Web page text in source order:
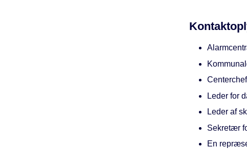
Leder for
Leder af
Sekretær
En